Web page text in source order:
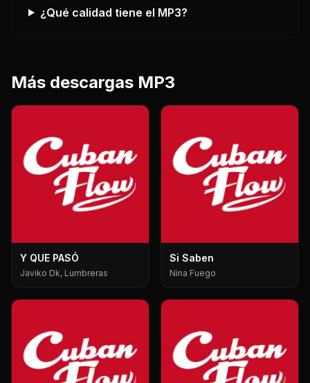
¿Qué calidad tiene el MP3?
Más descargas MP3
Y QUE PASÓ
Javiko Dk, Lumbreras
Si Saben
Nina Fuego